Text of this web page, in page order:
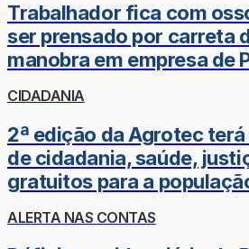
Trabalhador fica com
ser prensado por carreta
manobra em empresa de
CIDADANIA
2ª edição da Agrotec
de cidadania, saúde,
gratuitos para a
ALERTA NAS CONTAS